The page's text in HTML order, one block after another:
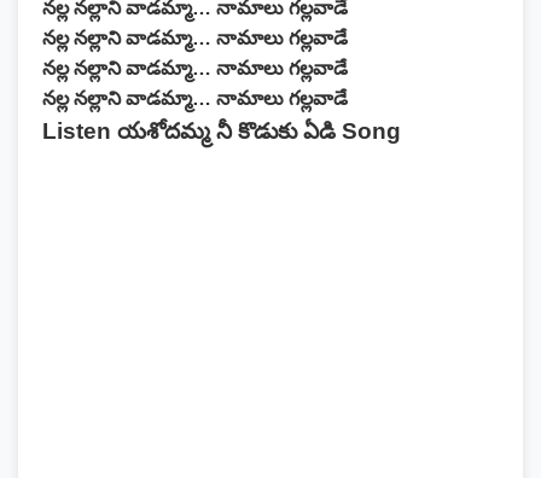
నల్ల నల్లాని వాడమ్మా… నామాలు గల్లవాడే
నల్ల నల్లాని వాడమ్మా… నామాలు గల్లవాడే
నల్ల నల్లాని వాడమ్మా… నామాలు గల్లవాడే
నల్ల నల్లాని వాడమ్మా… నామాలు గల్లవాడే
Listen యశోదమ్మ నీ కొడుకు ఏడి Song